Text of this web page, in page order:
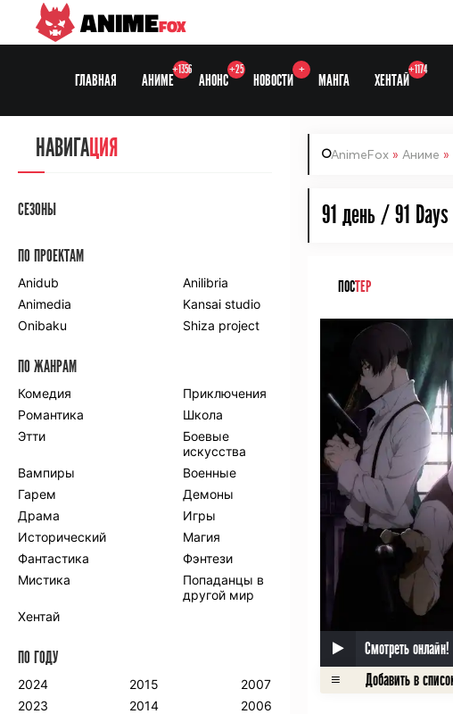
ANIMEFOX
ГЛАВНАЯ АНИМЕ
+1356
АНОНС
+25
НОВОСТИ
+
МАНГА ХЕНТАЙ
+1174
AnimeFox » Аниме
91 день / 91 Days
ПОСТЕР
Смотреть онлайн!
НАВИГАЦИЯ
СЕЗОНЫ
ПО ПРОЕКТАМ
Anidub
Anilibria
Animedia
Kansai studio
Onibaku
Shiza project
ПО ЖАНРАМ
Комедия
Приключения
Романтика
Школа
Этти
Боевые
искусства
Вампиры
Военные
Гарем
Демоны
Драма
Игры
Исторический
Магия
Фантастика
Фэнтези
Мистика
Попаданцы в
другой мир
Хентай
ПО ГОДУ
2024
2023
2015
2014
2007
2006